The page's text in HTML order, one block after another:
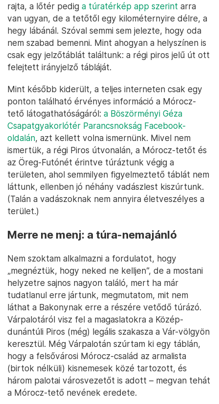
rajta, a lőtér pedig a túratérkép app szerint arra
van ugyan, de a tetőtől egy kilométernyire délre, a
hegy lábánál. Szóval semmi sem jelezte, hogy oda
nem szabad bemenni. Mint ahogyan a helyszínen is
csak egy jelzőtáblát találtunk: a régi piros jelű út ott
felejtett irányjelző tábláját.
Mint később kiderült, a teljes interneten csak egy
ponton található érvényes információ a Mórocz-
tető látogathatóságáról: a Böszörményi Géza
Csapatgyakorlótér Parancsnokság Facebook-
oldalán, azt kellett volna ismernünk. Mivel nem
ismertük, a régi Piros útvonalán, a Mórocz-tetőt és
az Öreg-Futónét érintve túráztunk végig a
területen, ahol semmilyen figyelmeztető táblát nem
láttunk, ellenben jó néhány vadászlest kiszúrtunk.
(Talán a vadászoknak nem annyira életveszélyes a
terület.)
Merre ne menj: a túra-nemajánló
Nem szoktam alkalmazni a fordulatot, hogy
„megnéztük, hogy neked ne kelljen”, de a mostani
helyzetre sajnos nagyon találó, mert ha már
tudatlanul erre jártunk, megmutatom, mit nem
láthat a Bakonynak erre a részére vetődő túrázó.
Várpalotáról visz fel a magaslatokra a Közép-
dunántúli Piros (még) legális szakasza a Vár-völgyön
keresztül. Még Várpalotán szúrtam ki egy táblán,
hogy a felsővárosi Mórocz-család az armalista
(birtok nélküli) kisnemesek közé tartozott, és
három palotai városvezetőt is adott – megvan tehát
a Mórocz-tető nevének eredete.